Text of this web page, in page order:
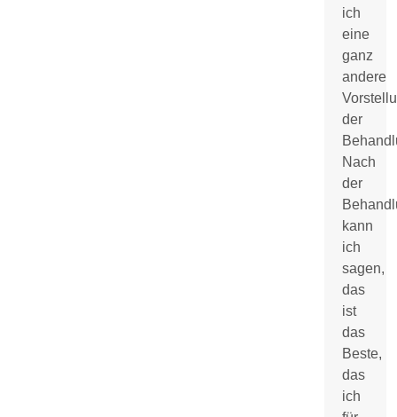
ich
eine
ganz
andere
der
Nach
der
kann
ich
sagen,
das
ist
das
Beste,
das
ich